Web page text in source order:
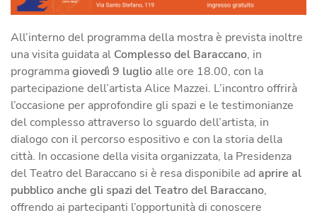
All’interno del programma della mostra è prevista inoltre
una visita guidata al Complesso del Baraccano, in
programmagiovedì 9 luglio alle ore 18.00, con la
partecipazione dell’artista Alice Mazzei. L’incontro offrirà
l’occasione per approfondire gli spazi e le testimonianze
del complesso attraverso lo sguardo dell’artista, in
dialogo con il percorso espositivo e con la storia della
città. In occasione della visita organizzata, la Presidenza
del Teatro del Baraccano si è resa disponibile ad aprire al
pubblico anche gli spazi del Teatro del Baraccano,
offrendo ai partecipanti l’opportunità di conoscere